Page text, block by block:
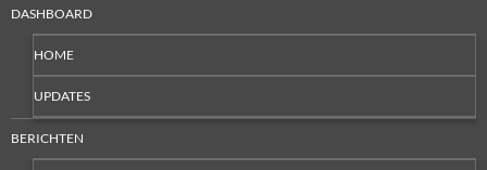
DASHBOARD
HOME
UPDATES
BERICHTEN